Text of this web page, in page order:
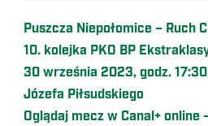
Puszcza Niepołomice – Ruch
10. kolejka PKO BP
30 września 2023, godz.
Józefa Piłsudskiego
Oglądaj mecz w Canal+ online